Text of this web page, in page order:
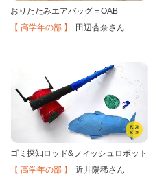
おりたたみエアバッグ＝OAB
【 高学年の部 】 田辺杏奈さん
ゴミ探知ロッド&フィッシュロボット
【 高学年の部 】 近井陽稀さん